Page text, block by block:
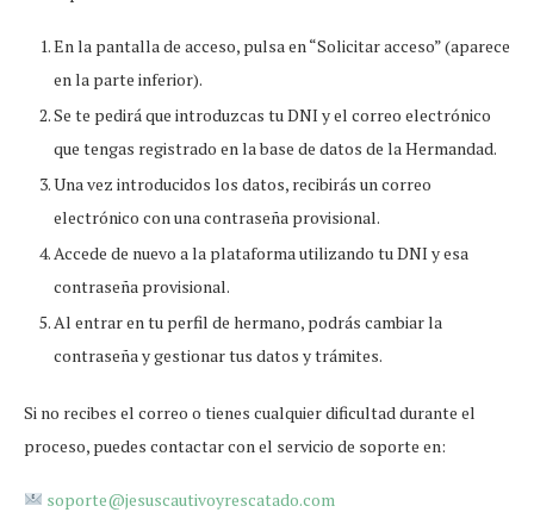
En la pantalla de acceso, pulsa en “Solicitar acceso” (aparece
en la parte inferior).
Se te pedirá que introduzcas tu DNI y el correo electrónico
que tengas registrado en la base de datos de la Hermandad.
Una vez introducidos los datos, recibirás un correo
electrónico con una contraseña provisional.
Accede de nuevo a la plataforma utilizando tu DNI y esa
contraseña provisional.
Al entrar en tu perfil de hermano, podrás cambiar la
contraseña y gestionar tus datos y trámites.
Si no recibes el correo o tienes cualquier dificultad durante el
proceso, puedes contactar con el servicio de soporte en:
soporte@jesuscautivoyrescatado.com